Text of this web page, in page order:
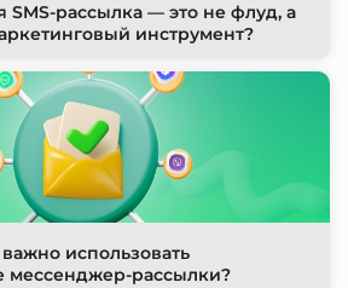
SMS-рассылка — это не флуд, а
инструмент?
использовать
мессенджер-рассылки?